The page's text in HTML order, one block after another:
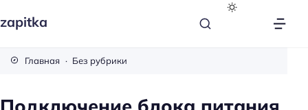
zapitka
Главная Без рубрики